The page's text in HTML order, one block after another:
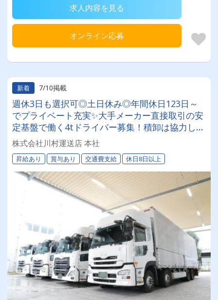
求人内容を見る
オンライン応募
新着 7/10掲載
週休3日も選択可◎土日休み◎年間休日123日～
でプライベート充実✨大手メーカー直接取引の安
定基盤で働く4tドライバー募集！積卸は協力して
行うので体力的な負担少なめ☆将来的にキャリア
アップも可能★
株式会社川村運送店 本社
昇給あり 賞与あり 交通費支給 休日8日以上